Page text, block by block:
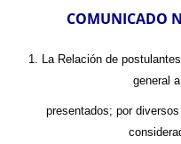
COMUNICADO
1. La Relación de
general
presentados; por